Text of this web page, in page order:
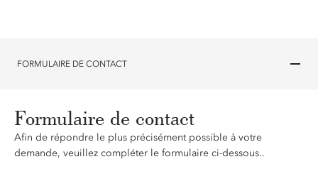
FORMULAIRE DE CONTACT
Formulaire de contact
Afin de répondre le plus précisément possible à votre
demande, veuillez compléter le formulaire ci-dessous..